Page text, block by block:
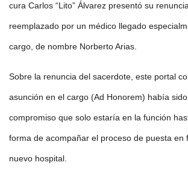
cura Carlos “Lito” Álvarez presentó su
reemplazado por un médico llegado
cargo, de nombre Norberto Arias.
Sobre la renuncia del sacerdote, este portal
asunción en el cargo (Ad Honorem) había
compromiso que solo estaría en la función
forma de acompañar el proceso de puesta en
nuevo hospital.